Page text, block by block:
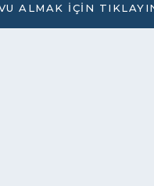
ALMAK İÇIN